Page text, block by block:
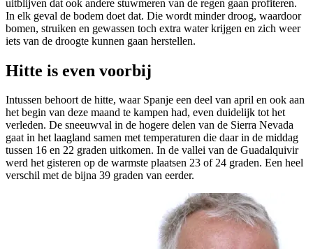
uitblijven dat ook andere stuwmeren van de regen gaan profiteren.
In elk geval de bodem doet dat. Die wordt minder droog, waardoor
bomen, struiken en gewassen toch extra water krijgen en zich weer
iets van de droogte kunnen gaan herstellen.
Hitte is even voorbij
Intussen behoort de hitte, waar Spanje een deel van april en ook aan
het begin van deze maand te kampen had, even duidelijk tot het
verleden. De sneeuwval in de hogere delen van de Sierra Nevada
gaat in het laagland samen met temperaturen die daar in de middag
tussen 16 en 22 graden uitkomen. In de vallei van de Guadalquivir
werd het gisteren op de warmste plaatsen 23 of 24 graden. Een heel
verschil met de bijna 39 graden van eerder.